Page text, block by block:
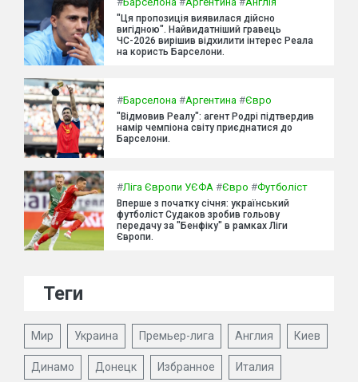
"Ця пропозиція виявилася дійсно
вигідною". Найвидатніший гравець
ЧС-2026 вирішив відхилити інтерес Реала
на користь Барселони.
#Барселона #Аргентина #Євро
"Відмовив Реалу": агент Родрі підтвердив
намір чемпіона світу приєднатися до
Барселони.
#Ліга Європи УЄФА #Євро #Футболіст
Вперше з початку січня: український
футболіст Судаков зробив гольову
передачу за "Бенфіку" в рамках Ліги
Європи.
Теги
Мир Украина Премьер-лига Англия Киев
Динамо Донецк Избранное Италия